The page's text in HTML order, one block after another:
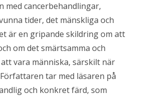
med cancerbehandlingar,
tider, det mänskliga och
är en gripande skildring om att
om det smärtsamma och
vara människa, särskilt när
tar med läsaren på
och konkret färd, som